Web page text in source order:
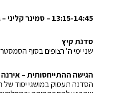
13:15-14:45 – סמינר קליני – גב’ יעל מגל ומר חנן הלר
סדנת קיץ
שני ימי ה’ רצופים בסוף הסמסטר,
הגישה ההתייחסותית –
הסדנה תעסוק במושגי יסוד של